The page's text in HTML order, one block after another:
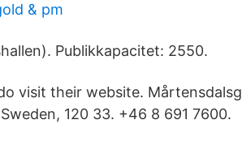
& pm
Publikkapacitet: 2550.
visit their website.
120 33. +46 8 691 7600.